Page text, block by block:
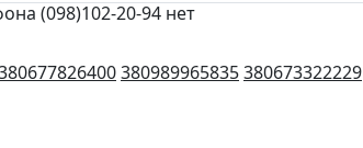
(098)102-20-94 нет
380989965835380673322229